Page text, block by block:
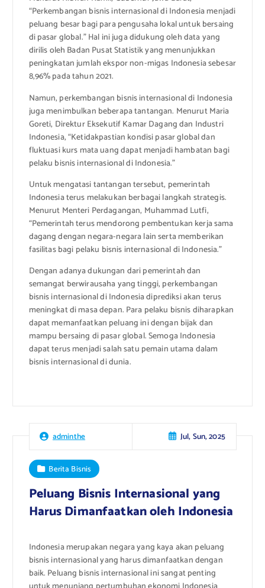
“Perkembangan bisnis internasional di Indonesia menjadi
peluang besar bagi para pengusaha lokal untuk bersaing
di pasar global.” Hal ini juga didukung oleh data yang
dirilis oleh Badan Pusat Statistik yang menunjukkan
peningkatan jumlah ekspor non-migas Indonesia sebesar
8,96% pada tahun 2021.
Namun, perkembangan bisnis internasional di Indonesia
juga menimbulkan beberapa tantangan. Menurut Maria
Goreti, Direktur Eksekutif Kamar Dagang dan Industri
Indonesia, “Ketidakpastian kondisi pasar global dan
fluktuasi kurs mata uang dapat menjadi hambatan bagi
pelaku bisnis internasional di Indonesia.”
Untuk mengatasi tantangan tersebut, pemerintah
Indonesia terus melakukan berbagai langkah strategis.
Menurut Menteri Perdagangan, Muhammad Lutfi,
“Pemerintah terus mendorong pembentukan kerja sama
dagang dengan negara-negara lain serta memberikan
fasilitas bagi pelaku bisnis internasional di Indonesia.”
Dengan adanya dukungan dari pemerintah dan
semangat berwirausaha yang tinggi, perkembangan
bisnis internasional di Indonesia diprediksi akan terus
meningkat di masa depan. Para pelaku bisnis diharapkan
dapat memanfaatkan peluang ini dengan bijak dan
mampu bersaing di pasar global. Semoga Indonesia
dapat terus menjadi salah satu pemain utama dalam
bisnis internasional di dunia.
adminthe Jul, Sun, 2025
Berita Bisnis
Peluang Bisnis Internasional yang
Harus Dimanfaatkan oleh Indonesia
Indonesia merupakan negara yang kaya akan peluang
bisnis internasional yang harus dimanfaatkan dengan
baik. Peluang bisnis internasional ini sangat penting